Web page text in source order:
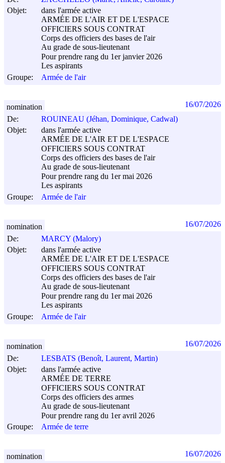
Objet:
dans l'armée active
ARMÉE DE L'AIR ET DE L'ESPACE
OFFICIERS SOUS CONTRAT
Corps des officiers des bases de l'air
Au grade de sous-lieutenant
Pour prendre rang du 1er janvier 2026
Les aspirants
Groupe:
Armée de l'air
De:
ROUINEAU (Jéhan, Dominique, Cadwal)
Objet:
dans l'armée active
ARMÉE DE L'AIR ET DE L'ESPACE
OFFICIERS SOUS CONTRAT
Corps des officiers des bases de l'air
Au grade de sous-lieutenant
Pour prendre rang du 1er mai 2026
Les aspirants
Groupe:
Armée de l'air
nomination 16/07/2026
De:
MARCY (Malory)
Objet:
dans l'armée active
ARMÉE DE L'AIR ET DE L'ESPACE
OFFICIERS SOUS CONTRAT
Corps des officiers des bases de l'air
Au grade de sous-lieutenant
Pour prendre rang du 1er mai 2026
Les aspirants
Groupe:
Armée de l'air
nomination 16/07/2026
De:
LESBATS (Benoît, Laurent, Martin)
Objet:
dans l'armée active
ARMÉE DE TERRE
OFFICIERS SOUS CONTRAT
Corps des officiers des armes
Au grade de sous-lieutenant
Pour prendre rang du 1er avril 2026
Groupe:
Armée de terre
nomination 16/07/2026
nomination 16/07/2026